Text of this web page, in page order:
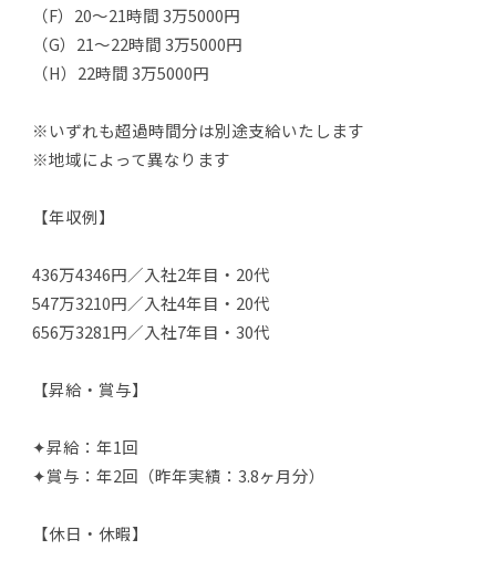
（F）20～21時間 3万5000円
（G）21～22時間 3万5000円
（H）22時間 3万5000円
※いずれも超過時間分は別途支給いたします
※地域によって異なります
【年収例】
436万4346円／入社2年目・20代
547万3210円／入社4年目・20代
656万3281円／入社7年目・30代
【昇給・賞与】
✦昇給：年1回
✦賞与：年2回（昨年実績：3.8ヶ月分）
【休日・休暇】